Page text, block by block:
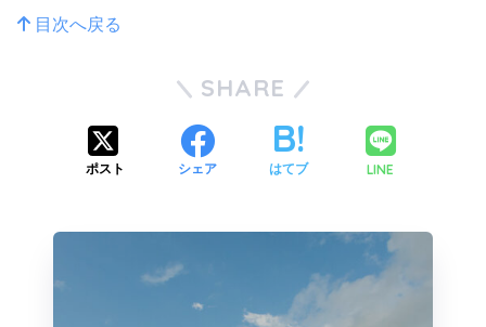
目次へ戻る
SHARE
ポスト シェア はてブ LINE